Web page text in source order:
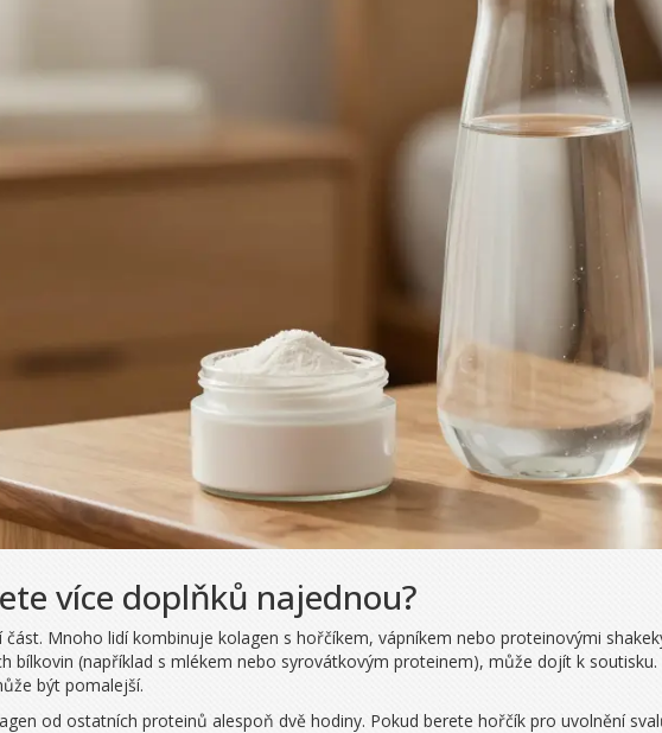
více doplňků najednou?
část. Mnoho lidí kombinuje kolagen s hořčíkem, vápníkem nebo proteinovými
bílkovin (například s mlékem nebo syrovátkovým proteinem), může dojít k
být pomalejší.
od ostatních proteinů alespoň dvě hodiny. Pokud berete hořčík pro uvolnění